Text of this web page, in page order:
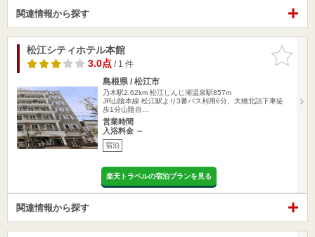
関連情報から探す
お気に入
りに追加
松江シティホテル本館
3.0点/ 1 件
島根県 / 松江市
乃木駅2.62km 松江しんじ湖温泉駅857m
JR山陰本線 松江駅より3番バス利用6分、大橋北詰下車徒
歩1分山陰自…
営業時間
入浴料金 ～
宿泊
楽天トラベルの宿泊プランを見る
関連情報から探す